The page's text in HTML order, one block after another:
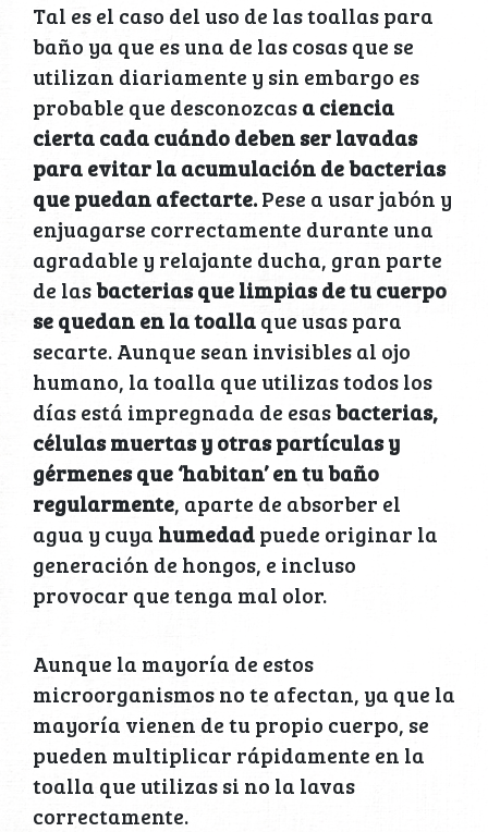
Tal es el caso del uso de las toallas para
baño ya que es una de las cosas que se
utilizan diariamente y sin embargo es
probable que desconozcasa ciencia
cierta cada cuándo deben ser lavadas
para evitar la acumulación de bacterias
que puedan afectarte.Pese a usar jabón y
enjuagarse correctamente durante una
agradable y relajante ducha, gran parte
de lasbacterias que limpias de tu cuerpo
se quedan en la toallaque usas para
secarte. Aunque sean invisibles al ojo
humano, la toalla que utilizas todos los
días está impregnada de esasbacterias,
células muertas y otras partículas y
gérmenes que ‘habitan’ en tu baño
regularmente, aparte de absorber el
agua y cuya humedadpuede originar la
generación de hongos, e incluso
provocar que tenga mal olor.
Aunque la mayoría de estos
microorganismos no te afectan, ya que la
mayoría vienen de tu propio cuerpo, se
pueden multiplicar rápidamente en la
toalla que utilizas si no la lavas
correctamente.